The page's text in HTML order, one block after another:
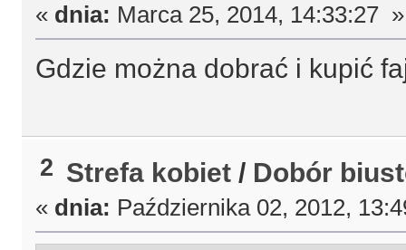
« dnia: Marca 25, 2014, 14:33:27 »
Gdzie można dobrać i kupić
2 Strefa kobiet / Dobór
« dnia: Października 02, 2012,